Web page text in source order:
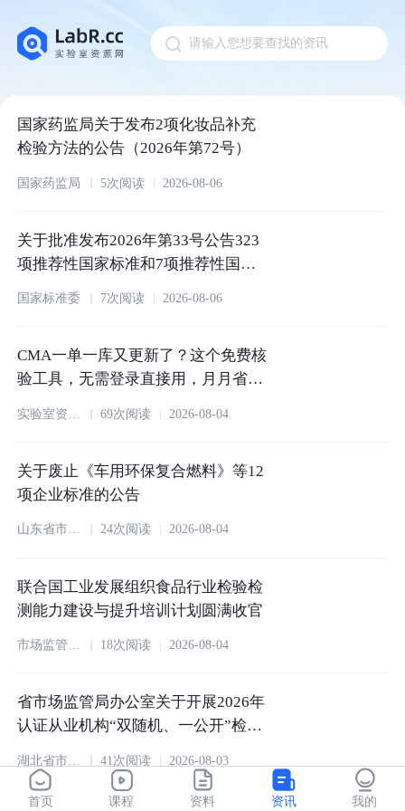
请输入您想要查找的资讯
Pull down to refresh
国家药监局关于发布2项化妆品补充
检验方法的公告（2026年第72号）
国家药监局 5次阅读 2026-08-06
关于批准发布2026年第33号公告323
项推荐性国家标准和7项推荐性国家
标准修改单的公告
国家标准委 7次阅读 2026-08-06
CMA一单一库又更新了？这个免费核
验工具，无需登录直接用，月月省
69次阅读 2026-08-04
关于废止《车用环保复合燃料》等12
项企业标准的公告
山东省市场监督管理局 24次阅读 2026-08-04
联合国工业发展组织食品行业检验检
测能力建设与提升培训计划圆满收官
18次阅读 2026-08-04
省市场监管局办公室关于开展2026年
认证从业机构“双随机、一公开”检查
41次阅读 2026-08-03
首页 课程 资料 资讯 我的